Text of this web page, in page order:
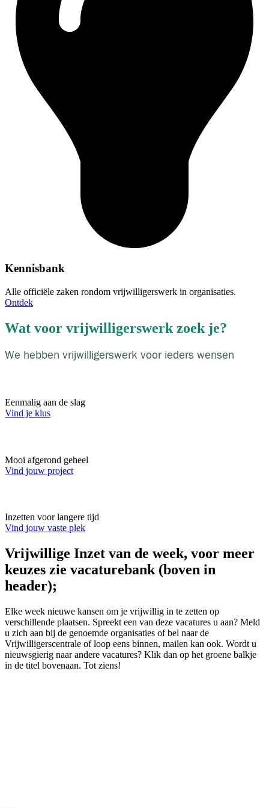
Kennisbank
Alle officiële zaken rondom vrijwilligerswerk in organisaties.
Ontdek
Wat voor vrijwilligerswerk zoek je?
We hebben vrijwilligerswerk voor ieders wensen
Eenmalig aan de slag
Vind je klus
Mooi afgerond geheel
Vind jouw project
Inzetten voor langere tijd
Vind jouw vaste plek
Vrijwillige Inzet van de week, voor meer
keuzes zie vacaturebank (boven in
header);
Elke week nieuwe kansen om je vrijwillig in te zetten op
verschillende plaatsen. Spreekt een van deze vacatures u aan? Meld
u zich aan bij de genoemde organisaties of bel naar de
Vrijwilligerscentrale of loop eens binnen, mailen kan ook. Wordt u
nieuwsgierig naar andere vacatures? Klik dan op het groene balkje
in de titel bovenaan. Tot ziens!